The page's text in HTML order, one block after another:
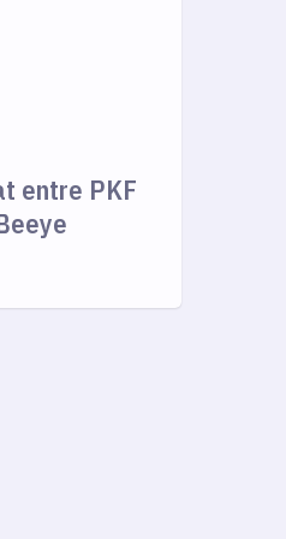
entre PKF